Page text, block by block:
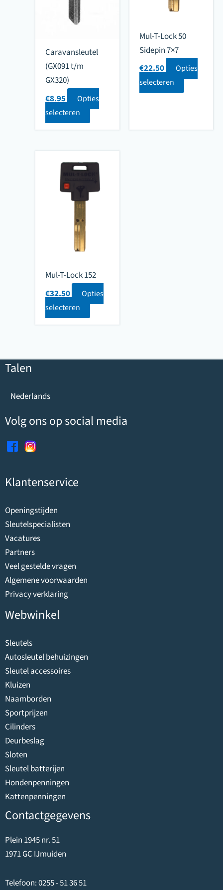
Caravansleutel
(GX091 t/m
GX320)
€8.95
Opties
selecteren
Mul-T-Lock 50
Sidepin 7×7
€22.50
Opties
selecteren
Mul-T-Lock 152
€32.50
Opties
selecteren
Talen
Nederlands
Volg ons op social media
Klantenservice
Openingstijden
Sleutelspecialisten
Vacatures
Partners
Veel gestelde vragen
Algemene voorwaarden
Privacy verklaring
Webwinkel
Sleutels
Autosleutel behuizingen
Sleutel accessoires
Kluizen
Naamborden
Sportprijzen
Cilinders
Deurbeslag
Sloten
Sleutel batterijen
Hondenpenningen
Kattenpenningen
Contactgegevens
Plein 1945 nr. 51
1971 GC IJmuiden
Telefoon:0255 - 51 36 51